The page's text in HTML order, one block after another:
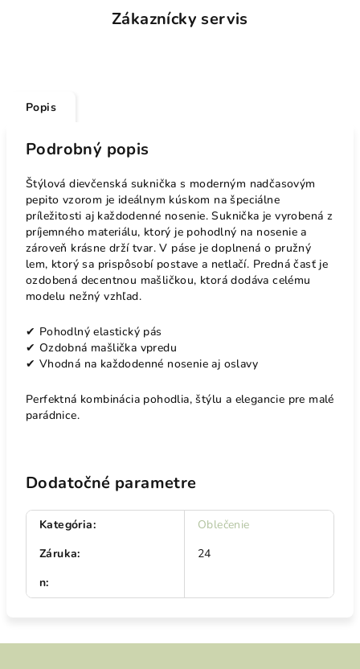
Zákaznícky servis
Popis
Podrobný popis
Štýlová dievčenská suknička s moderným nadčasovým
pepito vzorom je ideálnym kúskom na špeciálne
príležitosti aj každodenné nosenie. Suknička je vyrobená z
príjemného materiálu, ktorý je pohodlný na nosenie a
zároveň krásne drží tvar. V páse je doplnená o pružný
lem, ktorý sa prispôsobí postave a netlačí. Predná časť je
ozdobená decentnou mašličkou, ktorá dodáva celému
modelu nežný vzhľad.
✔ Pohodlný elastický pás
✔ Ozdobná mašlička vpredu
✔ Vhodná na každodenné nosenie aj oslavy
Perfektná kombinácia pohodlia, štýlu a elegancie pre malé
parádnice.
Dodatočné parametre
Kategória:
Oblečenie
Záruka:
24
n: